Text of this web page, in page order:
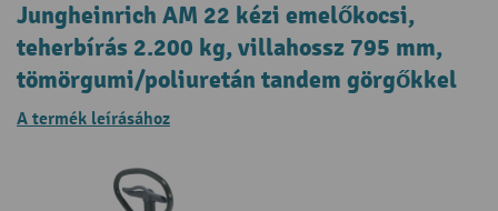
Jungheinrich AM 22 kézi emelőkocsi,
teherbírás 2.200 kg, villahossz 795 mm,
tömörgumi/poliuretán tandem görgőkkel
A termék leírásához